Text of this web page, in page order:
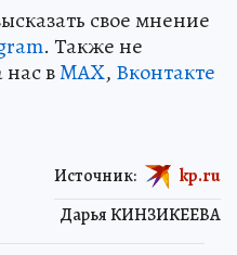
свое мнение
. Также не
нас вMAX, Вконтакте
Дарья КИНЗИКЕЕВА
Источник: kp.ru